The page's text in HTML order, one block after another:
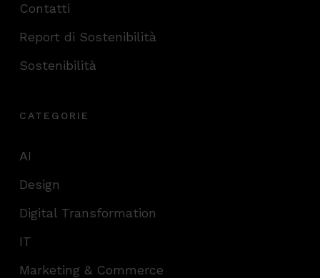
Contatti
Report di Sostenibilità
Sostenibilità
CATEGORIE
AI
Design
Digital Transformation
IT
Marketing & Commerce